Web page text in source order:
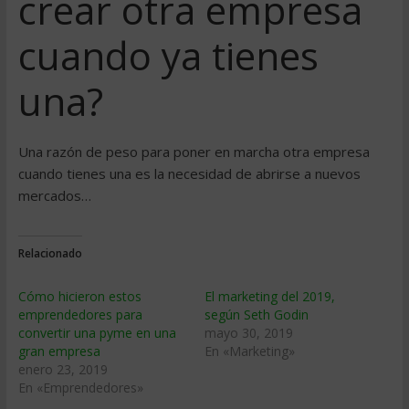
cuando ya tienes
una?
Una razón de peso para poner en marcha otra empresa
cuando tienes una es la necesidad de abrirse a nuevos
mercados…
Relacionado
Cómo hicieron estos
emprendedores para
convertir una pyme en una
gran empresa
enero 23, 2019
En «Emprendedores»
El marketing del 2019,
según Seth Godin
mayo 30, 2019
En «Marketing»